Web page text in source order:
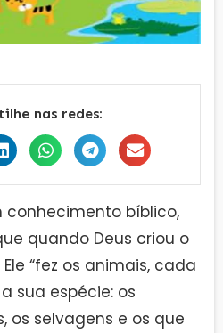
nas redes:
conhecimento bíblico,
quando Deus criou o
“fez os animais, cada
sua espécie: os
os selvagens e os que